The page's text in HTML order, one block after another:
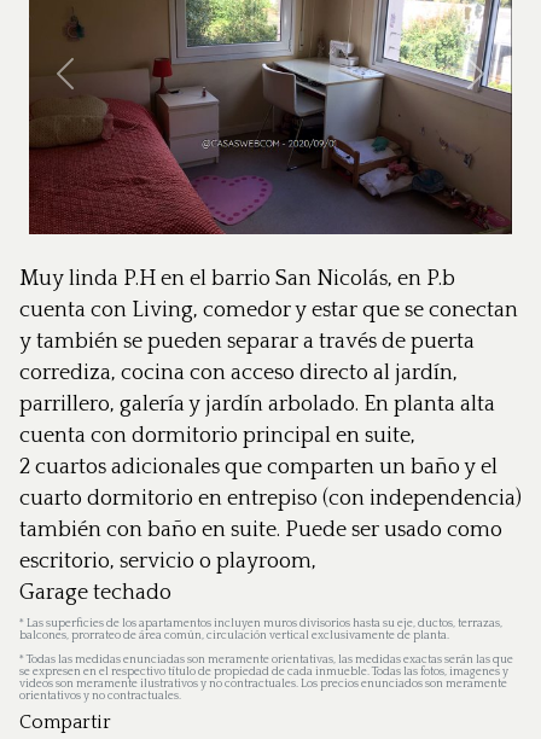
Anterior
Muy linda P.H en el barrio San Nicolás, en P.b
cuenta con Living, comedor y estar que se conectan
y también se pueden separar a través de puerta
corrediza, cocina con acceso directo al jardín,
parrillero, galería y jardín arbolado. En planta alta
cuenta con dormitorio principal en suite,
2 cuartos adicionales que comparten un baño y el
cuarto dormitorio en entrepiso (con independencia)
también con baño en suite. Puede ser usado como
escritorio, servicio o playroom,
Garage techado
* Las superficies de los apartamentos incluyen muros divisorios hasta su eje, ductos, terrazas,
balcones, prorrateo de área común, circulación vertical exclusivamente de planta.
*Todas las medidas enunciadas son meramente orientativas, las medidas exactas serán las que
se expresen en el respectivo título de propiedad de cada inmueble. Todas las fotos, imagenes y
videos son meramente ilustrativos y no contractuales. Los precios enunciados son meramente
orientativos y no contractuales.
Compartir